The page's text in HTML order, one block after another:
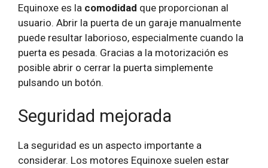
Equinoxe es la comodidad que proporcionan al
usuario. Abrir la puerta de un garaje manualmente
puede resultar laborioso, especialmente cuando la
puerta es pesada. Gracias a la motorización es
posible abrir o cerrar la puerta simplemente
pulsando un botón.
Seguridad mejorada
La seguridad es un aspecto importante a
considerar. Los motores Equinoxe suelen estar